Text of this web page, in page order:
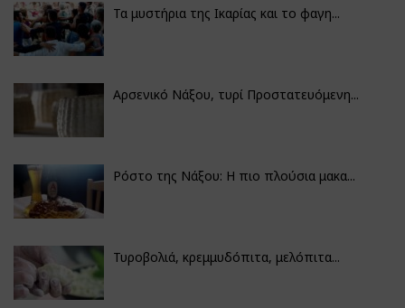
Τα μυστήρια της Ικαρίας και το φαγη...
Αρσενικό Νάξου, τυρί Προστατευόμενη...
Ρόστο της Νάξου: Η πιο πλούσια μακα...
Τυροβολιά, κρεμμυδόπιτα, μελόπιτα...